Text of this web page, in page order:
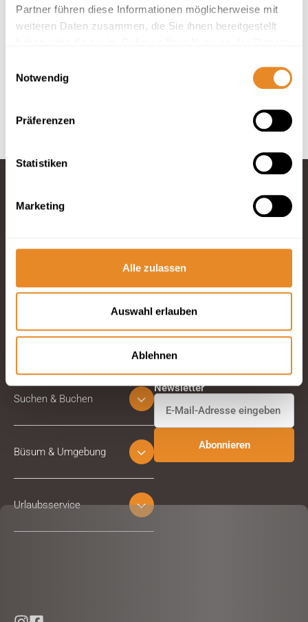
Partner führen diese Informationen möglicherweise mit
weiteren Daten zusammen, die Sie ihnen bereitgestellt
Notwendig
Präferenzen
Statistiken
Marketing
Alle zulassen
Auswahl erlauben
Ablehnen
In deiner Buchung inbegriffen
Optimaler Service durch 4 Rezeptionen vor Ort.
Fragen und
Telefon: 04834
E-Mail schreiben
Suchen & Buchen
Büsum & Umgebung
Urlaubsservice
Abonnieren Sie unseren
Newsletter